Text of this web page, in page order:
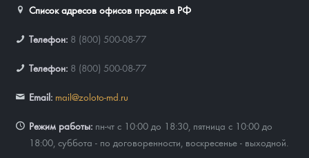
Список адресов офисов продаж в РФ
Телефон: 8 (800) 500-08-77
Телефон: 8 (800) 500-08-77
Email: mail@zoloto-md.ru
Режим работы: пн-чт с 10:00 до 18:30, пятница с 10:00 до
18:00, суббота - по договоренности, воскресенье - выходной.